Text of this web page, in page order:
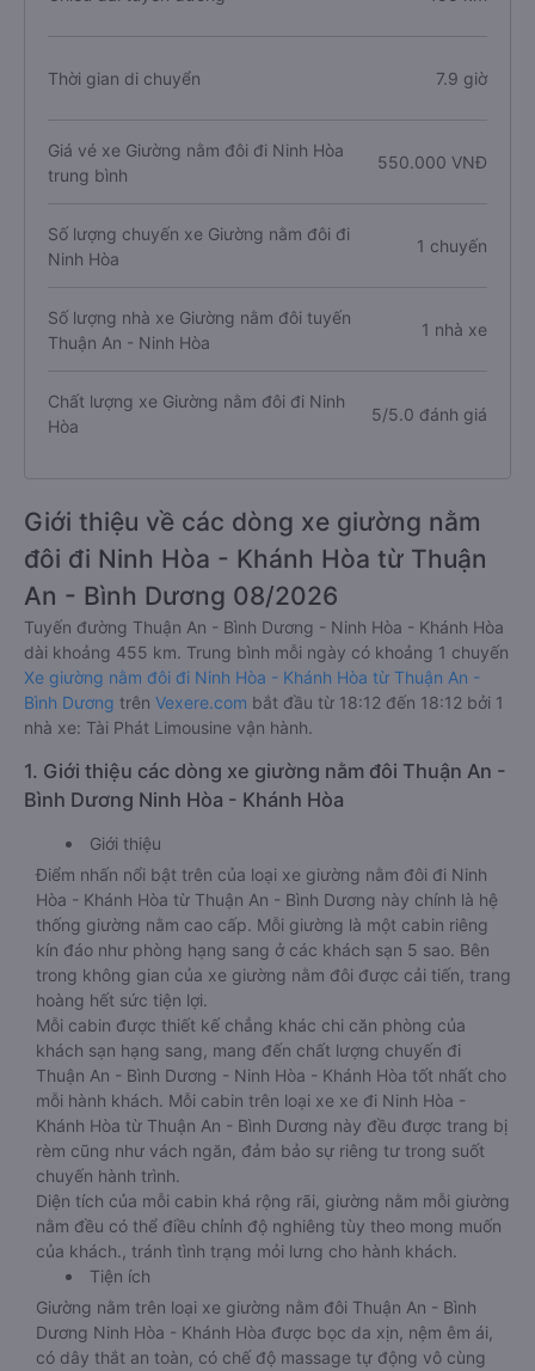
Thời gian di chuyển 7.9 giờ
Giá vé xe Giường nằm đôi đi Ninh Hòa
trung bình
550.000 VNĐ
Số lượng chuyến xe Giường nằm đôi đi
Ninh Hòa
1 chuyến
Số lượng nhà xe Giường nằm đôi tuyến
Thuận An - Ninh Hòa
1 nhà xe
Chất lượng xe Giường nằm đôi đi Ninh
Hòa
5/5.0 đánh giá
Giới thiệu về các dòng xe giường nằm
đôi đi Ninh Hòa - Khánh Hòa từ Thuận
An - Bình Dương 08/2026
Tuyến đường Thuận An - Bình Dương - Ninh Hòa - Khánh Hòa
dài khoảng 455 km. Trung bình mỗi ngày có khoảng 1 chuyến
Xe giường nằm đôi đi Ninh Hòa - Khánh Hòa từ Thuận An -
Bình Dương trên Vexere.com bắt đầu từ 18:12 đến 18:12 bởi 1
nhà xe: Tài Phát Limousine vận hành.
1. Giới thiệu các dòng xe giường nằm đôi Thuận An -
Bình Dương Ninh Hòa - Khánh Hòa
Giới thiệu
Điểm nhấn nổi bật trên của loại xe giường nằm đôi đi Ninh
Hòa - Khánh Hòa từ Thuận An - Bình Dương này chính là hệ
thống giường nằm cao cấp. Mỗi giường là một cabin riêng
kín đáo như phòng hạng sang ở các khách sạn 5 sao. Bên
trong không gian của xe giường nằm đôi được cải tiến, trang
hoàng hết sức tiện lợi.
Mỗi cabin được thiết kế chẳng khác chi căn phòng của
khách sạn hạng sang, mang đến chất lượng chuyến đi
Thuận An - Bình Dương - Ninh Hòa - Khánh Hòa tốt nhất cho
mỗi hành khách. Mỗi cabin trên loại xe xe đi Ninh Hòa -
Khánh Hòa từ Thuận An - Bình Dương này đều được trang bị
rèm cũng như vách ngăn, đảm bảo sự riêng tư trong suốt
chuyến hành trình.
Diện tích của mỗi cabin khá rộng rãi, giường nằm mỗi giường
nằm đều có thể điều chỉnh độ nghiêng tùy theo mong muốn
của khách., tránh tình trạng mỏi lưng cho hành khách.
Tiện ích
Giường nằm trên loại xe giường nằm đôi Thuận An - Bình
Dương Ninh Hòa - Khánh Hòa được bọc da xịn, nệm êm ái,
có dây thắt an toàn, có chế độ massage tự động vô cùng